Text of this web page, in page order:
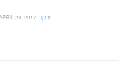
23, 2017 2